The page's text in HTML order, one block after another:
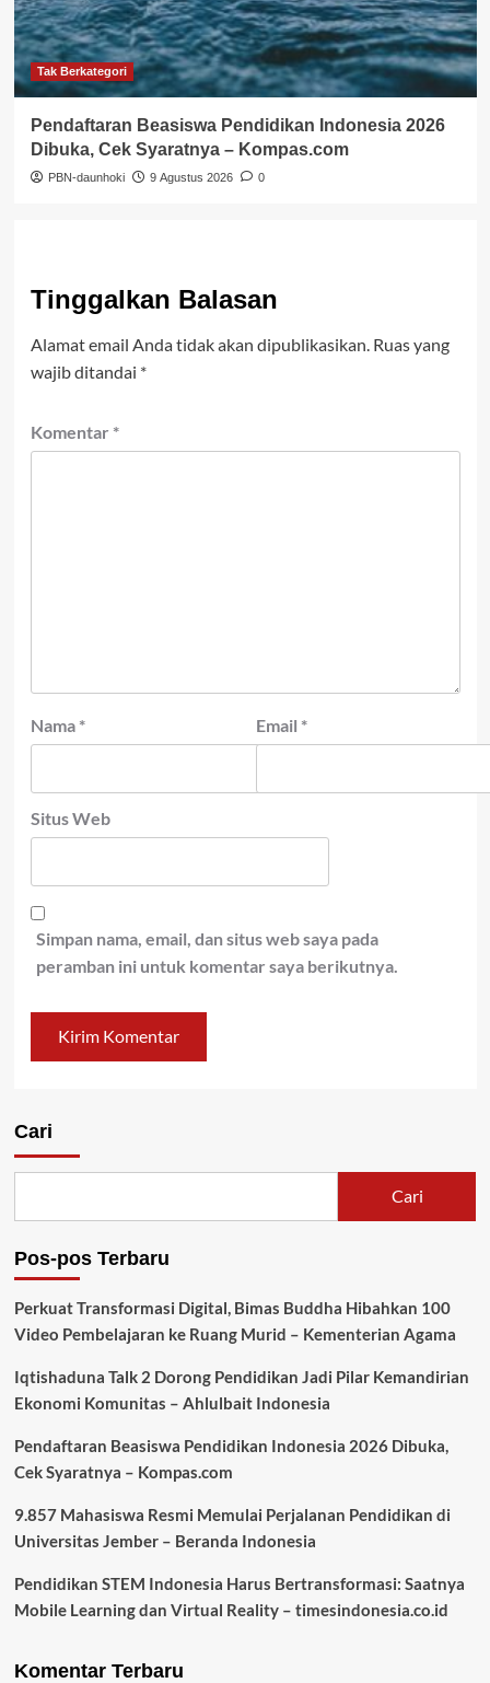
Tak Berkategori
Pendaftaran Beasiswa Pendidikan Indonesia 2026
Dibuka, Cek Syaratnya – Kompas.com
PBN-daunhoki 9 Agustus 2026 0
Tinggalkan Balasan
Alamat email Anda tidak akan dipublikasikan. Ruas yang
wajib ditandai *
Komentar *
Nama * Email *
Situs Web
Simpan nama, email, dan situs web saya pada
peramban ini untuk komentar saya berikutnya.
Cari
Cari
Pos-pos Terbaru
Perkuat Transformasi Digital, Bimas Buddha Hibahkan 100
Video Pembelajaran ke Ruang Murid – Kementerian Agama
Iqtishaduna Talk 2 Dorong Pendidikan Jadi Pilar Kemandirian
Ekonomi Komunitas – Ahlulbait Indonesia
Pendaftaran Beasiswa Pendidikan Indonesia 2026 Dibuka,
Cek Syaratnya – Kompas.com
9.857 Mahasiswa Resmi Memulai Perjalanan Pendidikan di
Universitas Jember – Beranda Indonesia
Pendidikan STEM Indonesia Harus Bertransformasi: Saatnya
Mobile Learning dan Virtual Reality – timesindonesia.co.id
Komentar Terbaru